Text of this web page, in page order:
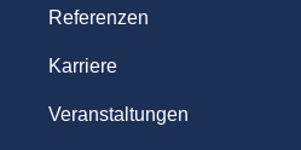
Referenzen
Karriere
Veranstaltungen